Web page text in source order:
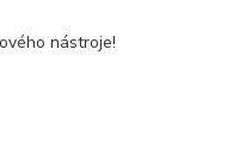
nástroje!